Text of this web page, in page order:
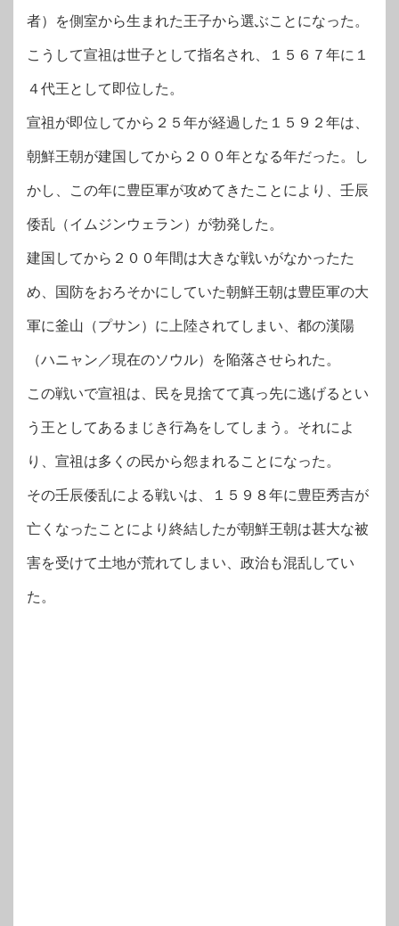
者）を側室から生まれた王子から選ぶことになった。
こうして宣祖は世子として指名され、１５６７年に１
４代王として即位した。
宣祖が即位してから２５年が経過した１５９２年は、
朝鮮王朝が建国してから２００年となる年だった。し
かし、この年に豊臣軍が攻めてきたことにより、壬辰
倭乱（イムジンウェラン）が勃発した。
建国してから２００年間は大きな戦いがなかったた
め、国防をおろそかにしていた朝鮮王朝は豊臣軍の大
軍に釜山（プサン）に上陸されてしまい、都の漢陽
（ハニャン／現在のソウル）を陥落させられた。
この戦いで宣祖は、民を見捨てて真っ先に逃げるとい
う王としてあるまじき行為をしてしまう。それによ
り、宣祖は多くの民から怨まれることになった。
その壬辰倭乱による戦いは、１５９８年に豊臣秀吉が
亡くなったことにより終結したが朝鮮王朝は甚大な被
害を受けて土地が荒れてしまい、政治も混乱してい
た。